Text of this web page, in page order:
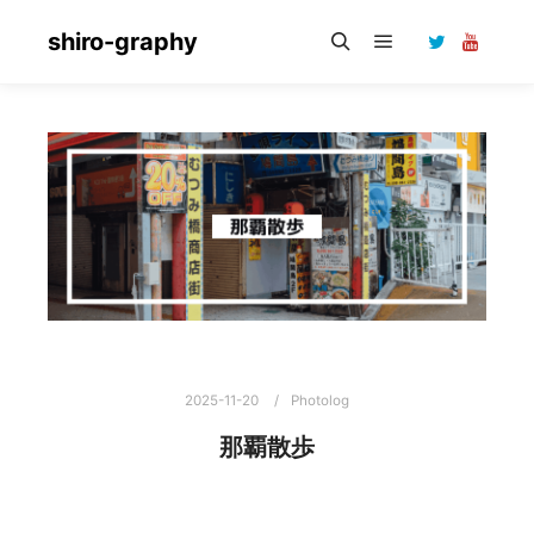
shiro-graphy
2025-11-20 Photolog
那覇散歩